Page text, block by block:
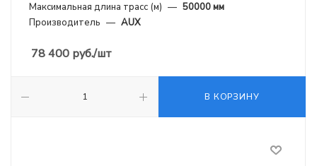
Максимальная длина трасс (м) — 50000 мм
Производитель — AUX
78 400 руб./шт
В КОРЗИНУ